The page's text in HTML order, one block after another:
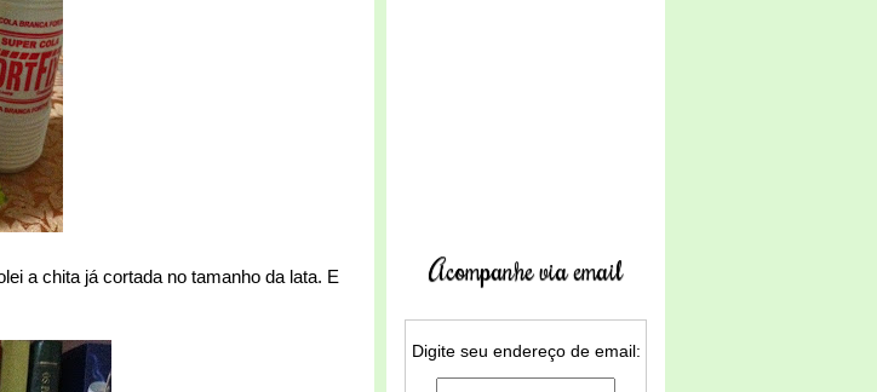
a chita já cortada no tamanho da lata. E
Acompanhe via email
Digite seu endereço de email: